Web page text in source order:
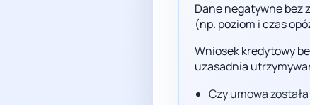
Dane negatywne bez
(np. poziom i czas
Wniosek kredytowy
uzasadnia
Czy umowa